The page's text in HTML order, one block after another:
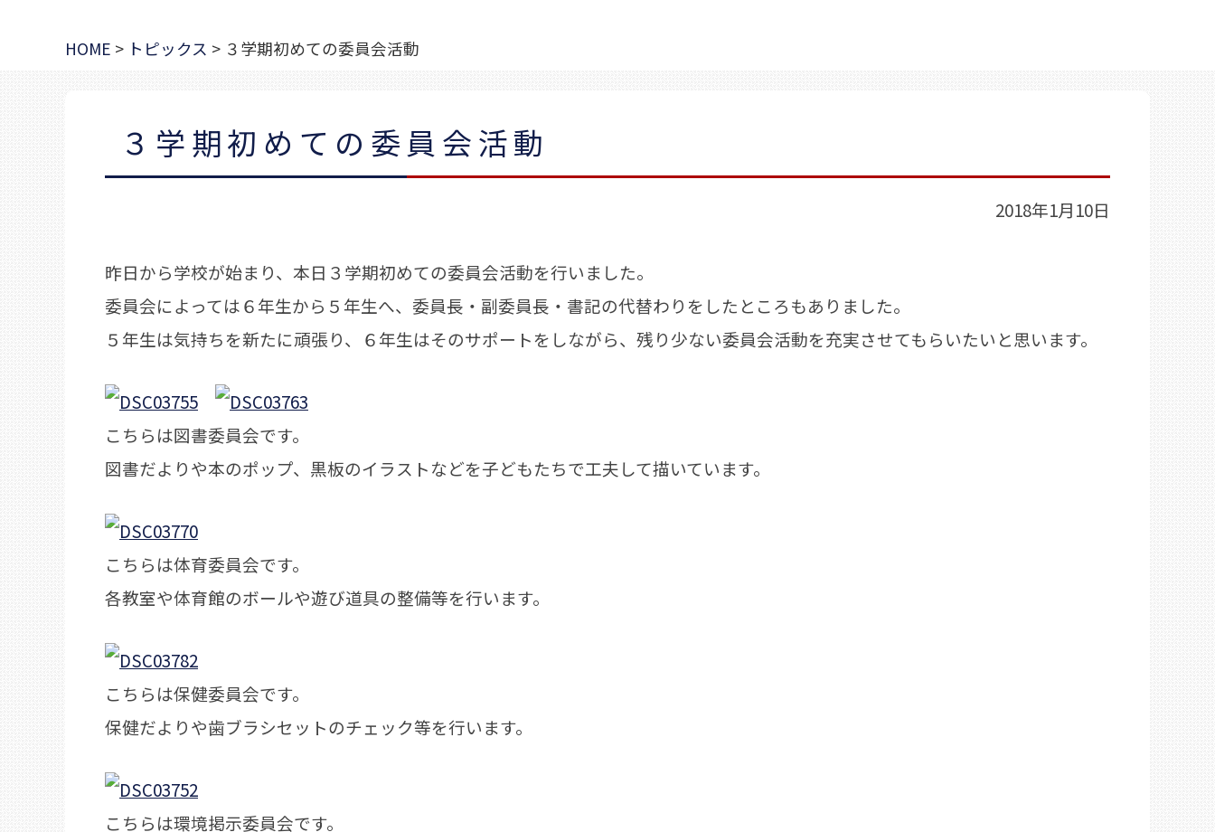
HOME > トピックス > ３学期初めての委員会活動
３学期初めての委員会活動
2018年1月10日
昨日から学校が始まり、本日３学期初めての委員会活動を行いました。
委員会によっては６年生から５年生へ、委員長・副委員長・書記の代替わりをしたところもありました。
５年生は気持ちを新たに頑張り、６年生はそのサポートをしながら、残り少ない委員会活動を充実させてもらいたいと思います。
こちらは図書委員会です。
図書だよりや本のポップ、黒板のイラストなどを子どもたちで工夫して描いています。
こちらは体育委員会です。
各教室や体育館のボールや遊び道具の整備等を行います。
こちらは保健委員会です。
保健だよりや歯ブラシセットのチェック等を行います。
こちらは環境掲示委員会です。